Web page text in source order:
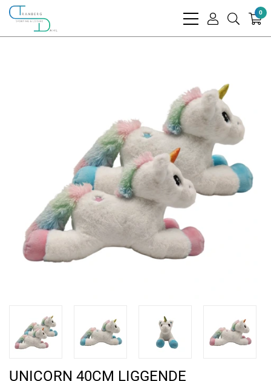
bars
user
search
0
UNICORN 40CM LIGGENDE